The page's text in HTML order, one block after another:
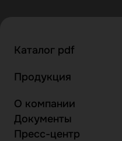
Каталог pdf
Продукция
О компании
Документы
Пресс-центр